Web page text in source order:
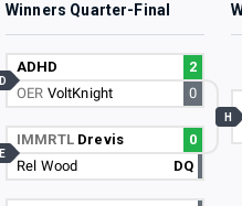
Winners Quarter-Final
ADHD
2
OER VoltKnight 0
D
IMMRTL Drevis
0
Rel Wood
DQ
E
H